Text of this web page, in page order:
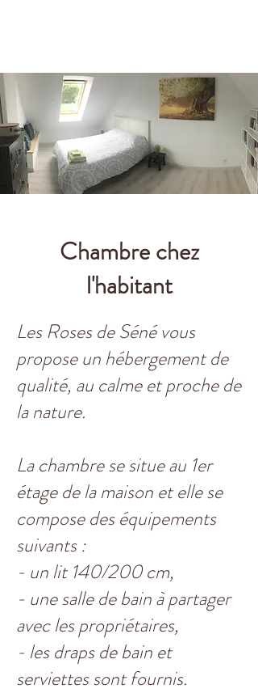
Chambre chez
l'habitant
Les Roses de Séné vous
propose un hébergement de
qualité, au calme et proche de
la nature.
La chambre se situe au 1er
étage de la maison et elle se
compose des équipements
suivants :
- un lit 140/200 cm,
- une salle de bain à partager
avec les propriétaires,
- les draps de bain et
serviettes sont fournis.​